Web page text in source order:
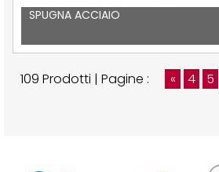
SPUGNA ACCIAIO
109 Prodotti | Pagine : « 4 5